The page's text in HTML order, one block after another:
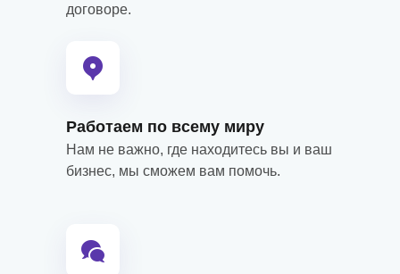
Работаем по всему миру
Нам не важно, где находитесь вы и ваш
бизнес, мы сможем вам помочь.
договоре.